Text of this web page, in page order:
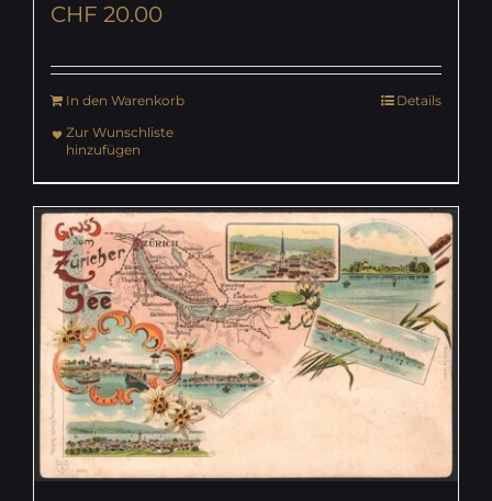
CHF 20.00
In den Warenkorb
Details
Zur Wunschliste
hinzufügen